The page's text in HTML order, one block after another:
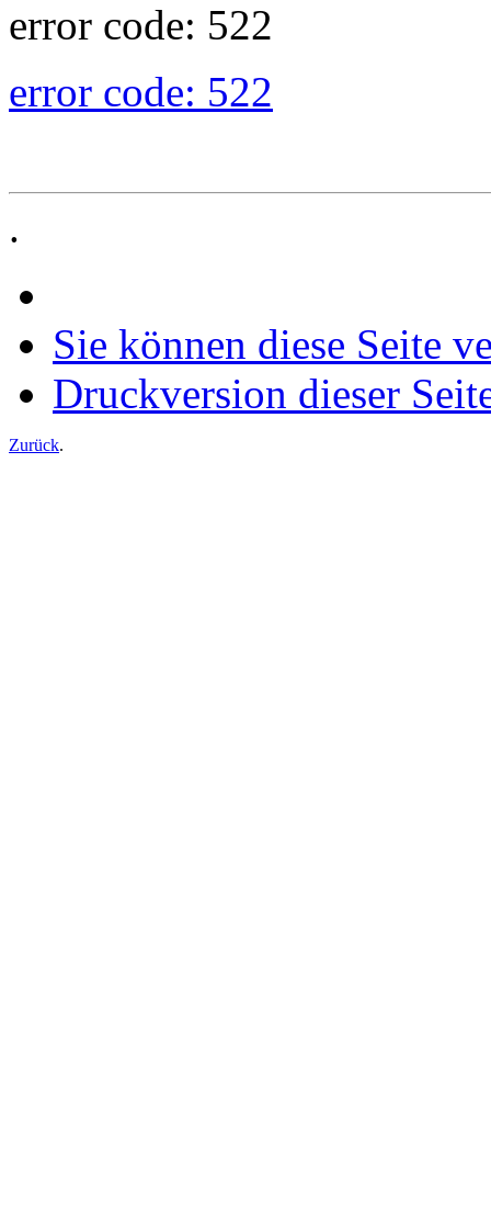
error code: 522
error code: 522
.
Sie können diese Seite
Druckversion dieser
Zurück.